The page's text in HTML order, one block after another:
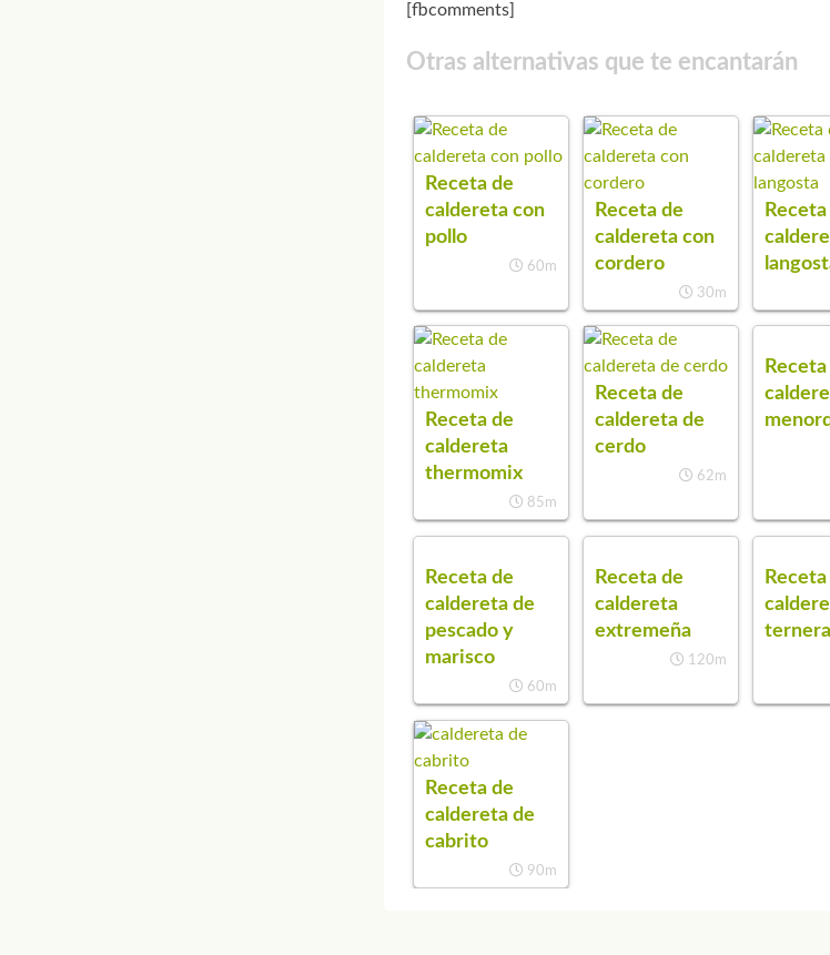
[fbcomments]
Otras alternativas que te encantarán
Receta de
caldereta con
pollo
60m
Receta de
caldereta con
cordero
30m
Receta
Receta de
caldereta
thermomix
85m
Receta de
caldereta de
cerdo
62m
Receta
Receta de
caldereta de
pescado y
marisco
60m
Receta de
caldereta
extremeña
120m
Receta
ternera
Receta de
caldereta de
cabrito
90m